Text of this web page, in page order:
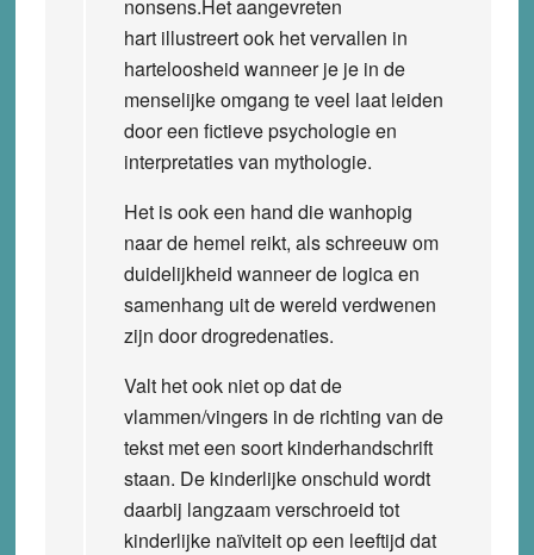
nonsens.Het aangevreten
hart illustreert ook het vervallen in
harteloosheid wanneer je je in de
menselijke omgang te veel laat leiden
door een fictieve psychologie en
interpretaties van mythologie.
Het is ook een hand die wanhopig
naar de hemel reikt, als schreeuw om
duidelijkheid wanneer de logica en
samenhang uit de wereld verdwenen
zijn door drogredenaties.
Valt het ook niet op dat de
vlammen/vingers in de richting van de
tekst met een soort kinderhandschrift
staan. De kinderlijke onschuld wordt
daarbij langzaam verschroeid tot
kinderlijke naïviteit op een leeftijd dat